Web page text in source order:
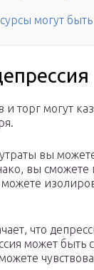
могут
торг могут
вы
вы
что
может быть